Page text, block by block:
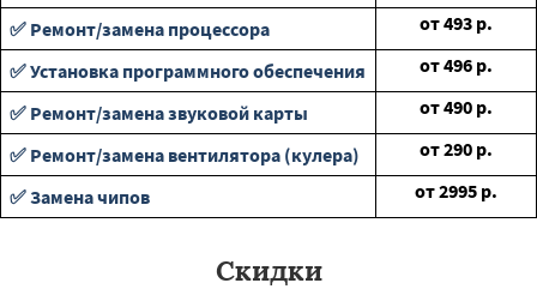
✅ Ремонт/замена процессора
от493 р.
✅ Установка программного обеспечения
от496 р.
✅ Ремонт/замена звуковой карты
от490 р.
✅ Ремонт/замена вентилятора (кулера)
от290 р.
✅ Замена чипов
от2995 р.
Скидки